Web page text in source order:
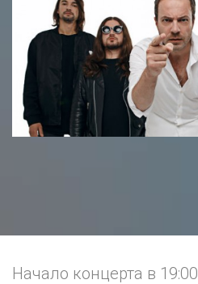
Начало концерта в 19:00